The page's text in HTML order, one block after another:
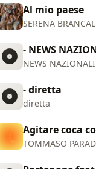
Al mio paese
SERENA
- NEWS
NEWS NAZIONALI
- diretta
diretta
Agitare coca
TOMMASO